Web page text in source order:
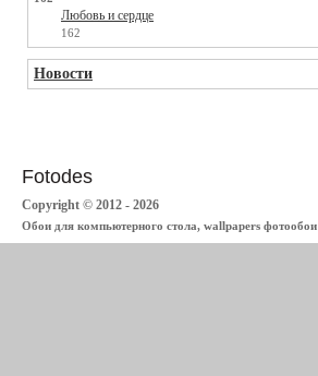
Любовь и сердце
162
Новости
Fotodes
Copyright © 2012 - 2026
Обои для компьютерного стола, wallpapers фотообои